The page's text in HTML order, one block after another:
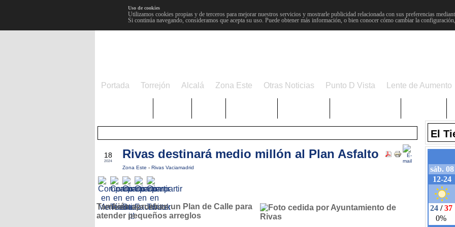
Uso de cookies
Utilizamos cookies propias y de terceros para mejorar nuestros servicios y mostrarle publicidad relacionada con sus preferencias
Si continúa navegando, consideramos que acepta su uso. Puede obtener más información, o bien conocer cómo cambiar la
Portada Torrejón Alcalá Zona Este Otras Noticias Punto D Vista Lente de Aumento
18
2024
Rivas destinará medio millón al Plan Asfalto
Zona Este - Rivas Vaciamadrid
También aprueban un Plan de Calle para
atender pequeños arreglos
El